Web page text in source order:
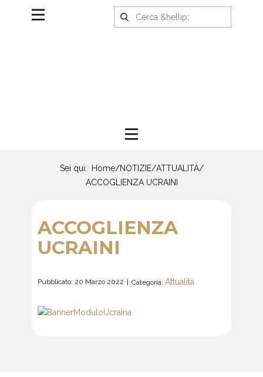
Sei qui: Home/NOTIZIE/ATTUALITÀ/
ACCOGLIENZA UCRAINI
ACCOGLIENZA
UCRAINI
Pubblicato: 20 Marzo 2022 Categoria: Attualità